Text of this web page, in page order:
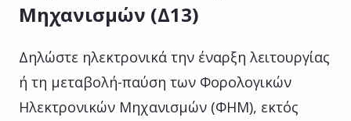
Μηχανισμών (Δ13)
Δηλώστε ηλεκτρονικά την έναρξη λειτουργίας
ή τη μεταβολή-παύση των Φορολογικών
Ηλεκτρονικών Μηχανισμών (ΦΗΜ), εκτός